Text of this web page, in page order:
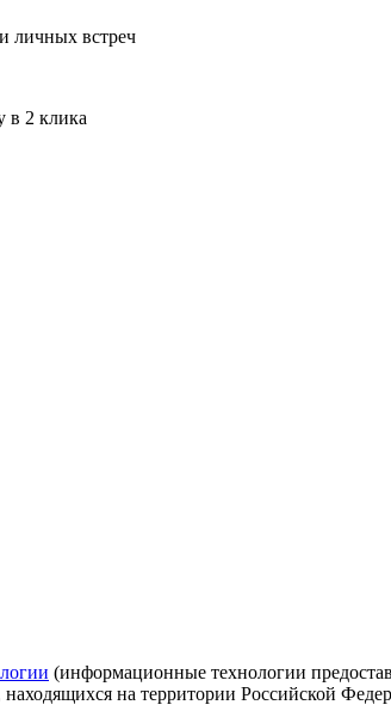
личных встреч
в 2 клика
(информационные технологии
на территории Российской